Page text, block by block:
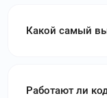
Какой самый
Работают ли